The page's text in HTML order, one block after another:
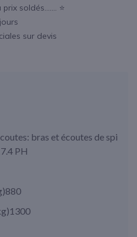
soldés....... ⭐
sur devis
bras et écoutes de spi
PH
)880
)1300